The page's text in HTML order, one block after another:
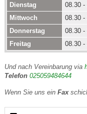
Dienstag
08.30 -
Mittwoch
08.30 -
Donnerstag
08.30 -
Freitag
08.30 -
Und nach Vereinbarung via
Telefon 025059484644
Wenn Sie uns ein Fax